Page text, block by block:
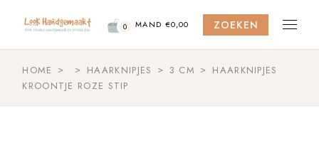
content
0 MAND €0,00 ZOEKEN
HOME HAARKNIPJES 3 CM
HAARKNIPJES
KROONTJE ROZE STIP